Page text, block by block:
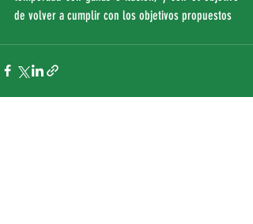
de volver a cumplir con los objetivos propuestos